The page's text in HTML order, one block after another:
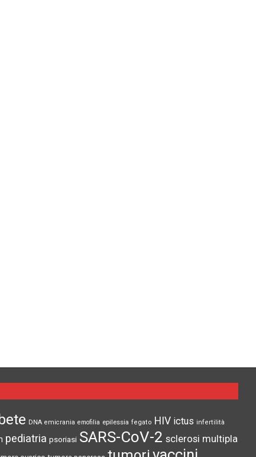
DNA emicrania emofilia epilessia fegato HIV ictus infertilità
pediatria psoriasi SARS-CoV-2 sclerosi multipla